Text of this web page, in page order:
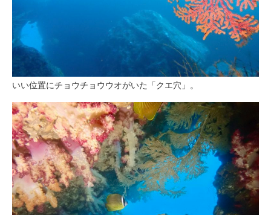
いい位置にチョウチョウウオがいた「クエ穴」。